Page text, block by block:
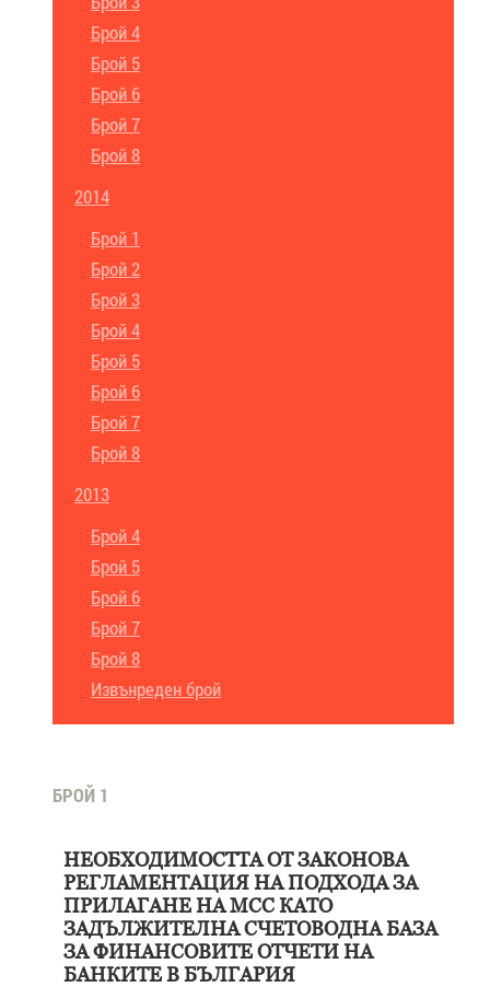
Брой 4
Брой 5
Брой 6
Брой 7
Брой 8
2014
Брой 1
Брой 2
Брой 3
Брой 4
Брой 5
Брой 6
Брой 7
Брой 8
2013
Брой 4
Брой 5
Брой 6
Брой 7
Брой 8
Извънреден брой
БРОЙ 1
НЕОБХОДИМОСТТА ОТ ЗАКОНОВА
РЕГЛАМЕНТАЦИЯ НА ПОДХОДА ЗА
ПРИЛАГАНЕ НА МСС КАТО
ЗАДЪЛЖИТЕЛНА СЧЕТОВОДНА БАЗА
ЗА ФИНАНСОВИТЕ ОТЧЕТИ НА
БАНКИТЕ В БЪЛГАРИЯ